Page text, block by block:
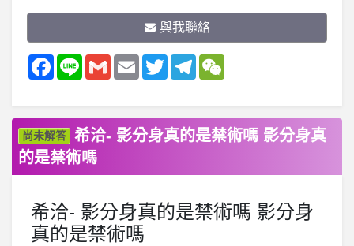
與我聯絡
Facebook
Line GmailEmail TwitterTelegramWeChat
尚未解答
希洽- 影分身真的是禁術嗎 影分身真
的是禁術嗎
希洽- 影分身真的是禁術嗎 影分身
真的是禁術嗎